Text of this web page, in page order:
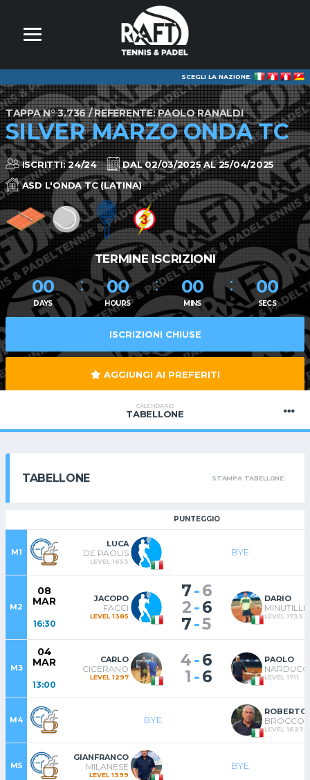
SCEGLI LA NAZIONE:
TAPPA N° 3.736 / REFERENTE: PAOLO RANALDI
SILVER MARZO ONDA TC
ISCRITTI: 24/24
DAL 02/03/2025 AL 25/04/2025
ASD L'ONDA TC (LATINA)
TERMINE ISCRIZIONI
00
DAYS
00
HOURS
00
MINS
00
SECS
ISCRIZIONI CHIUSE
AGGIUNGI AI PREFERITI
CALENDARIO
TABELLONE
TABELLONE STAMPA TABELLONE
PUNTEGGIO
M1
LUCA
DE PAOLIS
LEVEL 1653
BYE
M2
08
MAR
16:30
JACOPO
FACCI
LEVEL 1385
7-6
2-6
7-5
DARIO
MINUTILLI
LEVEL 1733
M3
04
MAR
13:00
CARLO
CICERANO
LEVEL 1297
4-6
1 -6
PAOLO
NARDUCCI
LEVEL 1711
M4 BYE
ROBERTO
LEVEL 1627
M5
GIANFRANCO
MILANESE
LEVEL 1399
BYE